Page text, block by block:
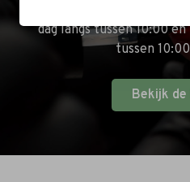
dag langs tussen 10:00
tussen
Bekijk